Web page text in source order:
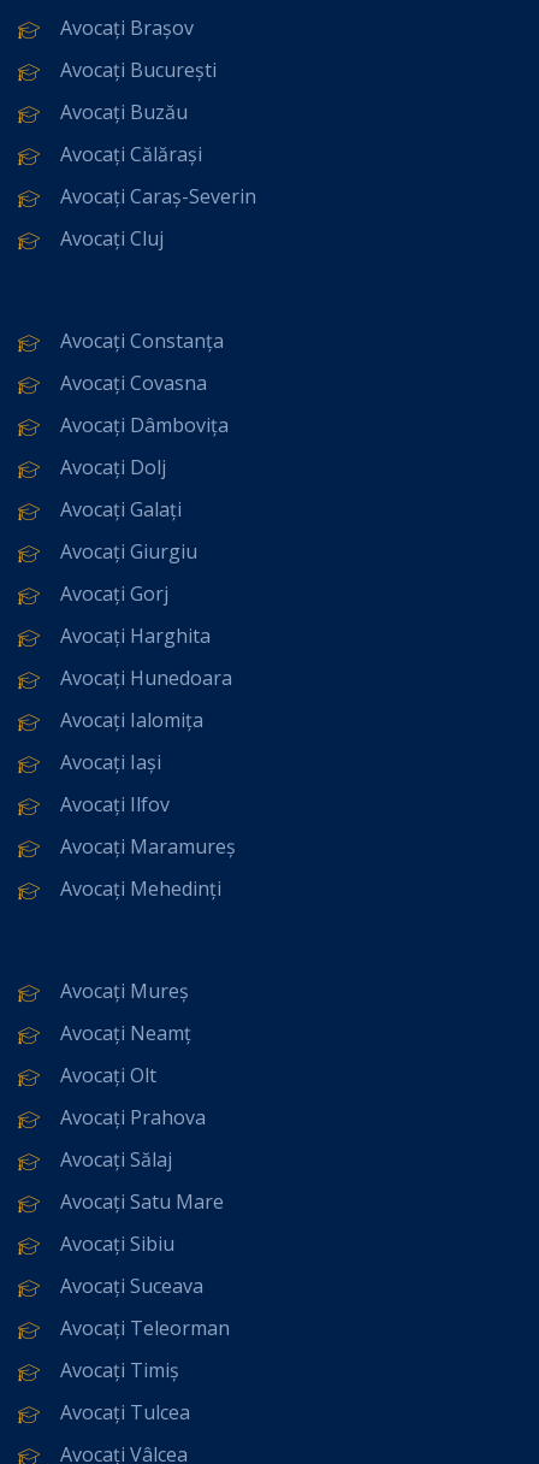
Avocați Brașov
Avocați București
Avocați Buzău
Avocați Călărași
Avocați Caraș-Severin
Avocați Cluj
Avocați Constanța
Avocați Covasna
Avocați Dâmbovița
Avocați Dolj
Avocați Galați
Avocați Giurgiu
Avocați Gorj
Avocați Harghita
Avocați Hunedoara
Avocați Ialomița
Avocați Iași
Avocați Ilfov
Avocați Maramureș
Avocați Mehedinți
Avocați Mureș
Avocați Neamț
Avocați Olt
Avocați Prahova
Avocați Sălaj
Avocați Satu Mare
Avocați Sibiu
Avocați Suceava
Avocați Teleorman
Avocați Timiș
Avocați Tulcea
Avocați Vâlcea